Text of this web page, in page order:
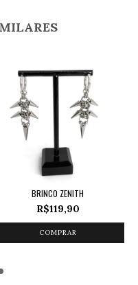
BRINCO ZENITH
R$119,90